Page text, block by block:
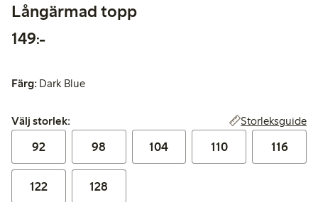
Långärmad topp
149:-149,00 kr
Färg: Dark Blue
Välj storlek:
Välj storlek: Storleksguide
92 98 104 110 116
122 128